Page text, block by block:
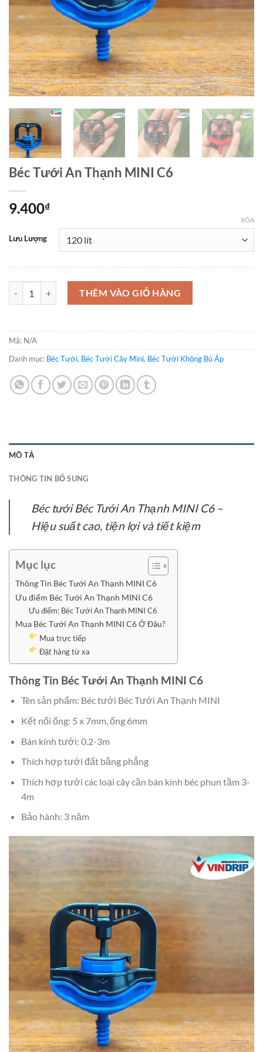
Béc Tưới An Thạnh MINI C6
9.400₫
Lưu Lượng
XÓA
Béc Tưới An Thạnh MINI C6 số lượng
THÊM VÀO GIỎ HÀNG
Mã: N/A
Danh mục: Béc Tưới, Béc Tưới Cây Mini, Béc Tưới Không Bù Áp
MÔ TẢ
THÔNG TIN BỔ SUNG
Béc tưới Béc Tưới An Thạnh MINI C6 –
Hiệu suất cao, tiện lợi và tiết kiệm
Mục lục
Thông Tin Béc Tưới An Thạnh MINI C6
Ưu điểm Béc Tưới An Thạnh MINI C6
Ưu điểm: Béc Tưới An Thạnh MINI C6
Mua Béc Tưới An Thạnh MINI C6 Ở Đâu?
Mua trực tiếp
Đặt hàng từ xa
Thông Tin Béc Tưới An Thạnh MINI C6
Tên sản phẩm: Béc tưới Béc Tưới An Thạnh MINI
Kết nối ống: 5 x 7mm, ống 6mm
Bán kính tưới: 0.2-3m
Thích hợp tưới đất bằng phẳng
Thích hợp tưới các loại cây cần bán kính béc phun tầm 3-
4m
Bảo hành: 3 năm